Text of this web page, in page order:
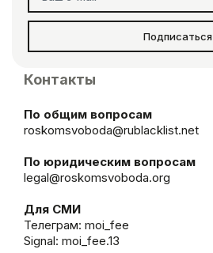
Подписаться
Контакты
По общим вопросам
roskomsvoboda@rublacklist.net
По юридическим вопросам
legal@roskomsvoboda.org
Для СМИ
Телеграм: moi_fee
Signal: moi_fee.13